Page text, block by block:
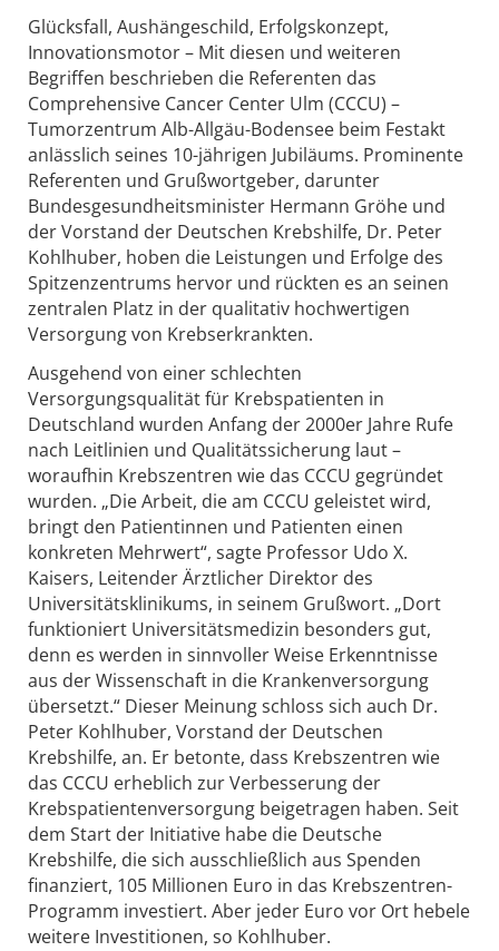
Glücksfall, Aushängeschild, Erfolgskonzept,
Innovationsmotor – Mit diesen und weiteren
Begriffen beschrieben die Referenten das
Comprehensive Cancer Center Ulm (CCCU) –
Tumorzentrum Alb-Allgäu-Bodensee beim Festakt
anlässlich seines 10-jährigen Jubiläums. Prominente
Referenten und Grußwortgeber, darunter
Bundesgesundheitsminister Hermann Gröhe und
der Vorstand der Deutschen Krebshilfe, Dr. Peter
Kohlhuber, hoben die Leistungen und Erfolge des
Spitzenzentrums hervor und rückten es an seinen
zentralen Platz in der qualitativ hochwertigen
Versorgung von Krebserkrankten.
Ausgehend von einer schlechten
Versorgungsqualität für Krebspatienten in
Deutschland wurden Anfang der 2000er Jahre Rufe
nach Leitlinien und Qualitätssicherung laut –
woraufhin Krebszentren wie das CCCU gegründet
wurden. „Die Arbeit, die am CCCU geleistet wird,
bringt den Patientinnen und Patienten einen
konkreten Mehrwert“, sagte Professor Udo X.
Kaisers, Leitender Ärztlicher Direktor des
Universitätsklinikums, in seinem Grußwort. „Dort
funktioniert Universitätsmedizin besonders gut,
denn es werden in sinnvoller Weise Erkenntnisse
aus der Wissenschaft in die Krankenversorgung
übersetzt.“ Dieser Meinung schloss sich auch Dr.
Peter Kohlhuber, Vorstand der Deutschen
Krebshilfe, an. Er betonte, dass Krebszentren wie
das CCCU erheblich zur Verbesserung der
Krebspatientenversorgung beigetragen haben. Seit
dem Start der Initiative habe die Deutsche
Krebshilfe, die sich ausschließlich aus Spenden
finanziert, 105 Millionen Euro in das Krebszentren-
Programm investiert. Aber jeder Euro vor Ort hebele
weitere Investitionen, so Kohlhuber.